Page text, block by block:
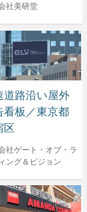
社美研堂
道路沿い屋外
看板／東京都
区
社ゲート・オブ・ラ
ング＆ビジョン